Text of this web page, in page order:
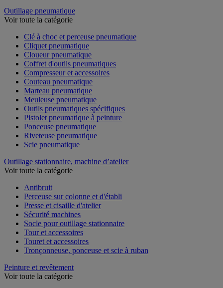
Outillage pneumatique
Voir toute la catégorie
Clé à choc et perceuse pneumatique
Cliquet pneumatique
Cloueur pneumatique
Coffret d'outils pneumatiques
Compresseur et accessoires
Couteau pneumatique
Marteau pneumatique
Meuleuse pneumatique
Outils pneumatiques spécifiques
Pistolet pneumatique à peinture
Ponceuse pneumatique
Riveteuse pneumatique
Scie pneumatique
Outillage stationnaire, machine d’atelier
Voir toute la catégorie
Antibruit
Perceuse sur colonne et d'établi
Presse et cisaille d'atelier
Sécurité machines
Socle pour outillage stationnaire
Tour et accessoires
Touret et accessoires
Tronçonneuse, ponceuse et scie à ruban
Peinture et revêtement
Voir toute la catégorie